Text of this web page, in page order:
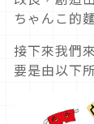
ちゃんこ的
接下來我們
要是由以下